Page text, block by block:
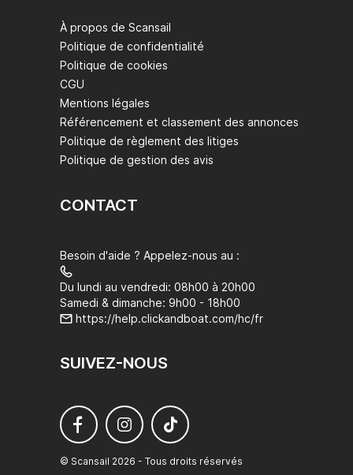
À propos de Scansail
Politique de confidentialité
Politique de cookies
CGU
Mentions légales
Référencement et classement des annonces
Politique de règlement des litiges
Politique de gestion des avis
CONTACT
Besoin d'aide ? Appelez-nous au :
Du lundi au vendredi: 08h00 à 20h00
Samedi & dimanche: 9h00 - 18h00
https://help.clickandboat.com/hc/fr
SUIVEZ-NOUS
© Scansail 2026 - Tous droits réservés